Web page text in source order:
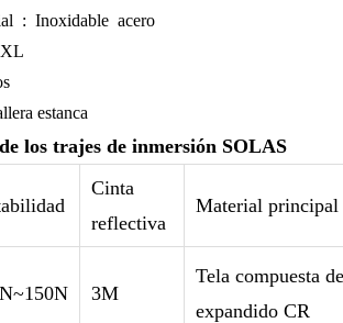
: Inoxidable acero
estanca
los trajes de inmersión SOLAS
Cinta
reflectiva
Material principal
3M
Tela compuesta
expandido CR